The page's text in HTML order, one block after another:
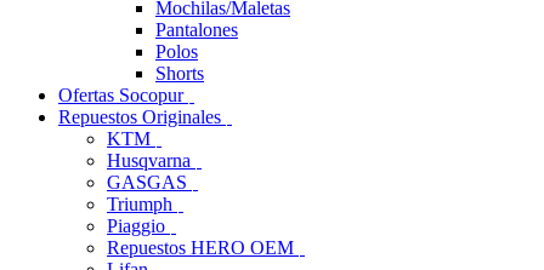
Mochilas/Maletas
Pantalones
Polos
Shorts
Ofertas Socopur
Repuestos Originales
KTM
Husqvarna
GASGAS
Triumph
Piaggio
Repuestos HERO OEM